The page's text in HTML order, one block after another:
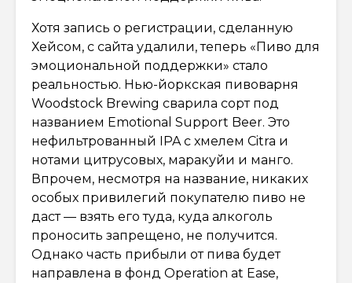
Хотя запись о регистрации, сделанную
Хейсом, с сайта удалили, теперь «Пиво для
эмоциональной поддержки» стало
реальностью. Нью-йоркская пивоварня
Woodstock Brewing сварила сорт под
названием Emotional Support Beer. Это
нефильтрованный IPA с хмелем Citra и
нотами цитрусовых, маракуйи и манго.
Впрочем, несмотря на название, никаких
особых привилегий покупателю пиво не
даст — взять его туда, куда алкоголь
проносить запрещено, не получится.
Однако часть прибыли от пива будет
направлена в фонд Operation at Ease,